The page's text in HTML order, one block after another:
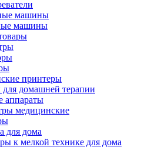
машины
машины
принтеры
домашней терапии
аппараты
медицинские
для дома
к мелкой технике для дома